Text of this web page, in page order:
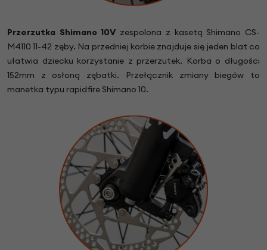
Przerzutka Shimano 10V zespolona z kasetą Shimano CS-
M4110 11-42 zęby. Na przedniej korbie znajduje się jeden blat co
ułatwia dziecku korzystanie z przerzutek. Korba o długości
152mm z osłoną zębatki. Przełącznik zmiany biegów to
manetka typu rapidfire Shimano 10.